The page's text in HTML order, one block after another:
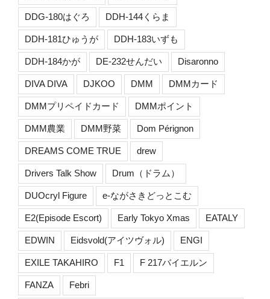
DDG-180はぐろ DDH-144くらま
DDH-181ひゅうが DDH-183いずも
DDH-184かが DE-232せんだい Disaronno
DIVA DIVA DJKOO DMM DMMカード
DMMプリペイドカード DMMポイント
DMM農業 DMM野菜 Dom Pérignon
DREAMS COME TRUE drew
Drivers Talk Show Drum（ドラム）
DUOcryl Figure e-ながさきどっとこむ
E2(Episode Escort) Early Tokyo Xmas EATALY
EDWIN Eidsvold(アイツヴォル) ENGI
EXILE TAKAHIRO F1 F 217バイエルン
FANZA Febri